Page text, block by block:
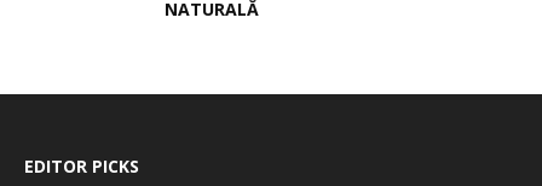
NATURALĂ
EDITOR PICKS